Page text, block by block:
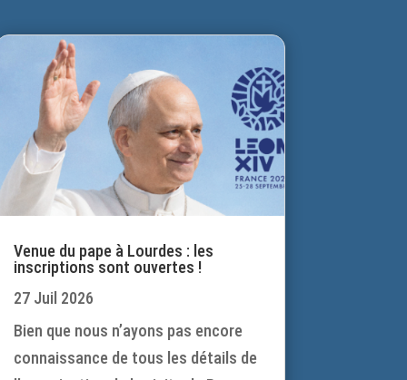
Venue du pape à Lourdes : les
inscriptions sont ouvertes !
27 Juil 2026
Bien que nous n’ayons pas encore
connaissance de tous les détails de